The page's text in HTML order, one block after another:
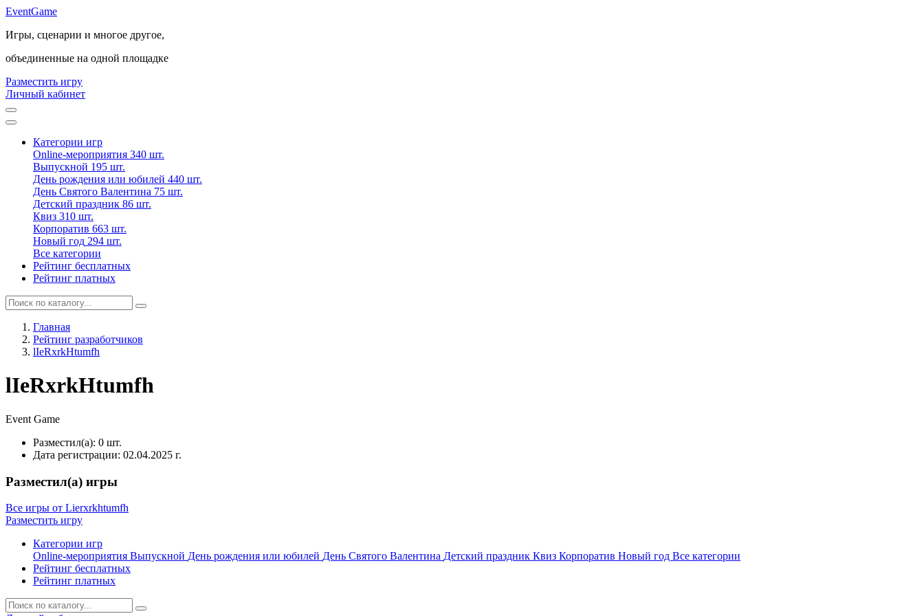
EventGame
Игры, сценарии и многое другое,
объединенные на одной площадке
Разместить игру
Личный кабинет
Категории игр
Online-мероприятия 340 шт.
Выпускной 195 шт.
День рождения или юбилей 440 шт.
День Святого Валентина 75 шт.
Детский праздник 86 шт.
Квиз 310 шт.
Корпоратив 663 шт.
Новый год 294 шт.
Все категории
Рейтинг бесплатных
Рейтинг платных
Главная
Рейтинг разработчиков
lIeRxrkHtumfh
lIeRxrkHtumfh
Event Game
Разместил(а): 0 шт.
Дата регистрации: 02.04.2025 г.
Разместил(а) игры
Все игры от Lierxrkhtumfh
Разместить игру
Категории игр
Online-мероприятия Выпускной День рождения или юбилей День Святого Валентина Детский праздник Квиз Корпоратив Новый год Все категории
Рейтинг бесплатных
Рейтинг платных